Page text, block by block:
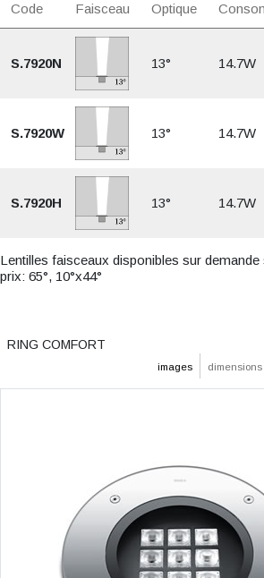
Code Faisceau Optique
S.7920N 13° 14.7W
S.7920W 13° 14.7W
S.7920H 13° 14.7W
Lentilles faisceaux disponibles sur
prix: 65°, 10°x44°
images dimensions
RING COMFORT